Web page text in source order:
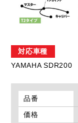
対応車種
YAMAHA SDR200
品番
価格